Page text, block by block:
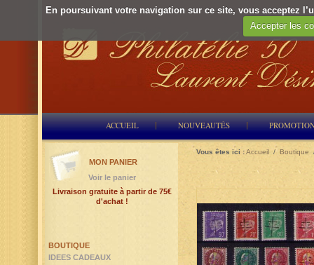
En poursuivant votre navigation sur ce site, vous acceptez
Accepter les
ACCUEIL NOUVEAUTÉS
Vous êtes ici :Accueil / Boutique
BOUTIQUE
IDEES CADEAUX
MON PANIER
Voir le panier
Livraison gratuite à partir de 75€
d'achat !